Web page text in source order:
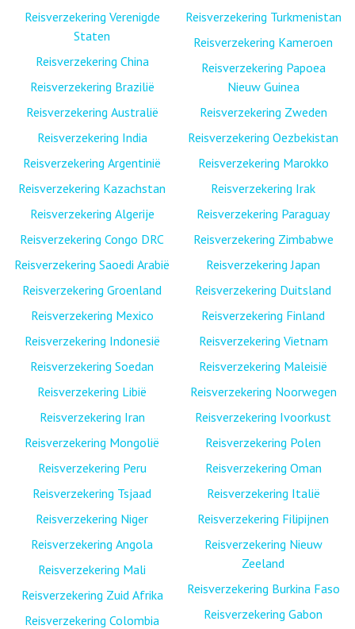
Reisverzekering Verenigde
Staten
Reisverzekering China
Reisverzekering Brazilië
Reisverzekering Australië
Reisverzekering India
Reisverzekering Argentinië
Reisverzekering Kazachstan
Reisverzekering Algerije
Reisverzekering Congo DRC
Reisverzekering Saoedi Arabië
Reisverzekering Groenland
Reisverzekering Mexico
Reisverzekering Indonesië
Reisverzekering Soedan
Reisverzekering Libië
Reisverzekering Iran
Reisverzekering Mongolië
Reisverzekering Peru
Reisverzekering Tsjaad
Reisverzekering Niger
Reisverzekering Angola
Reisverzekering Mali
Reisverzekering Zuid Afrika
Reisverzekering Colombia
Reisverzekering Turkmenistan
Reisverzekering Kameroen
Reisverzekering Papoea
Nieuw Guinea
Reisverzekering Zweden
Reisverzekering Oezbekistan
Reisverzekering Marokko
Reisverzekering Irak
Reisverzekering Paraguay
Reisverzekering Zimbabwe
Reisverzekering Japan
Reisverzekering Duitsland
Reisverzekering Finland
Reisverzekering Vietnam
Reisverzekering Maleisië
Reisverzekering Noorwegen
Reisverzekering Ivoorkust
Reisverzekering Polen
Reisverzekering Oman
Reisverzekering Italië
Reisverzekering Filipijnen
Reisverzekering Nieuw
Zeeland
Reisverzekering Burkina Faso
Reisverzekering Gabon